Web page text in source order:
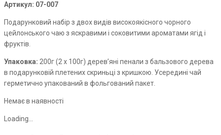
Артикул: 07-007
Подарунковий набір з двох видів високоякісного чорного
цейлонського чаю з яскравими і соковитими ароматами ягід і
фруктів.
Упаковка: 200г (2 х 100г) дерев’яні пенали з бальзового дерева
в подарунковій плетених скриньці з кришкою. Усередині чай
герметично упакований в фольгований пакет.
Немає в наявності
Loading...